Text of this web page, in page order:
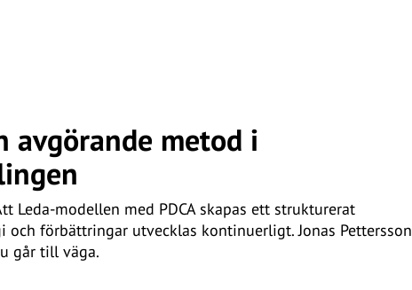
avgörande metod i
Leda-modellen med PDCA skapas ett strukturerat
och förbättringar utvecklas kontinuerligt. Jonas Pettersson
går till väga.